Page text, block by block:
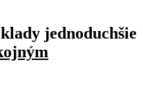
jednoduchšie